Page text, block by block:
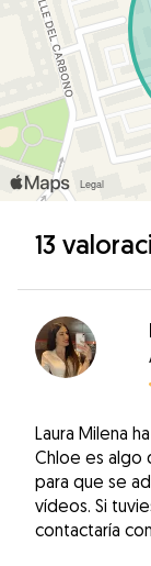
13
Laura Milena
Chloe es algo
para que se
vídeos. Si
contactaría